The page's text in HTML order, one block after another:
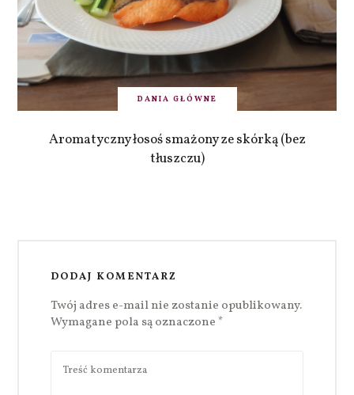
DANIA GŁÓWNE
Aromatyczny łosoś smażony ze skórką (bez
tłuszczu)
DODAJ KOMENTARZ
Twój adres e-mail nie zostanie opublikowany.
Wymagane pola są oznaczone *